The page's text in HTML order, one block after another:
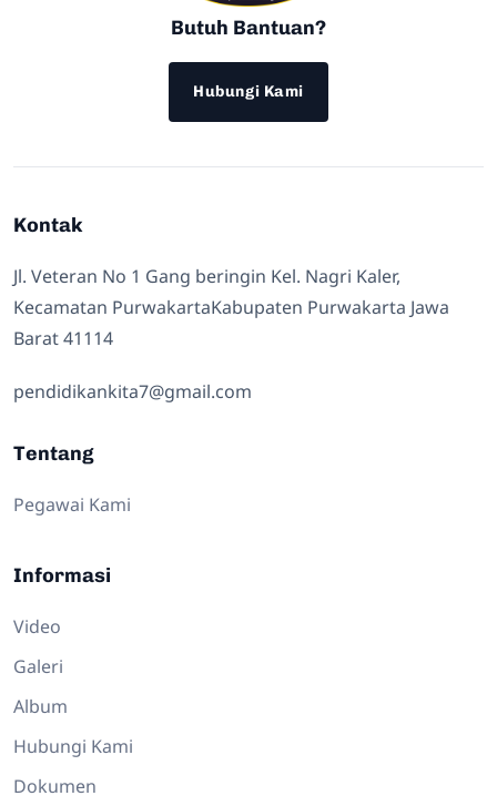
Butuh Bantuan?
Hubungi Kami
Kontak
Jl. Veteran No 1 Gang beringin Kel. Nagri Kaler,
Kecamatan PurwakartaKabupaten Purwakarta Jawa
Barat 41114
pendidikankita7@gmail.com
Tentang
Pegawai Kami
Informasi
Video
Galeri
Album
Hubungi Kami
Dokumen